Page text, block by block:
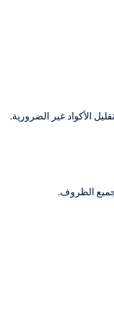
الأكواد غير الضرورية.
جميع الظروف.